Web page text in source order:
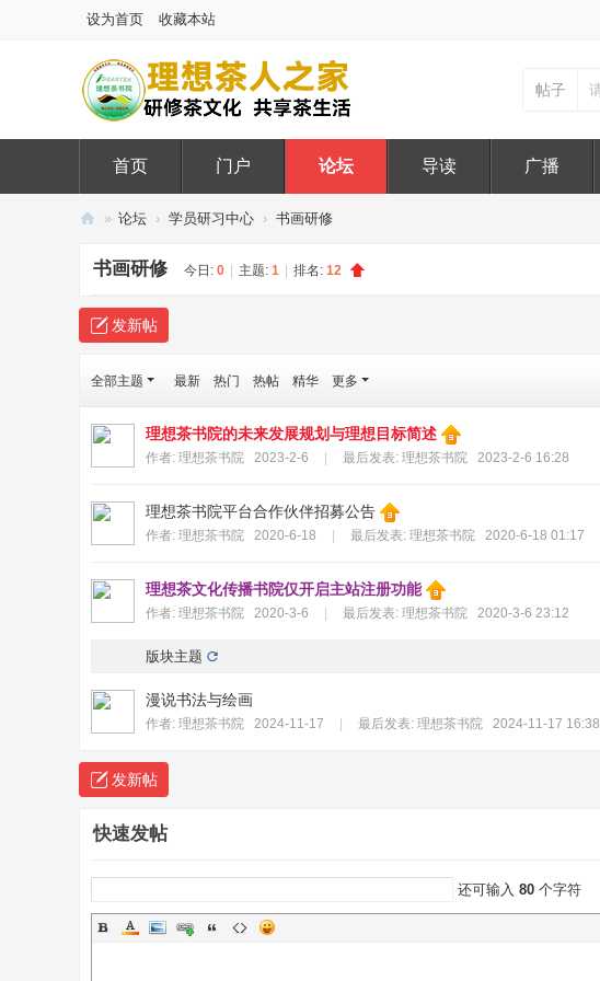
设为首页 收藏本站
帖子
首页 门户 论坛 导读 广播
排行榜
茶
人
之
家
» 论坛 › 学员研习中心 › 书画研修
书画研修 今日: 0 主题: 1 排名: 12
发新帖
全部主题 最新 热门 热帖 精华 更多
理想茶书院的未来发展规划与理想目标简述
作者: 理想茶书院 2023-2-6 最后发表: 理想茶书院 2023-2-6 16:28
理想茶书院平台合作伙伴招募公告
作者: 理想茶书院 2020-6-18 最后发表: 理想茶书院 2020-6-18 01:17
理想茶文化传播书院仅开启主站注册功能
作者: 理想茶书院 2020-3-6 最后发表: 理想茶书院 2020-3-6 23:12
版块主题
漫说书法与绘画
作者: 理想茶书院 2024-11-17 最后发表: 理想茶书院 2024-11-17 16:38
发新帖
快速发帖
还可输入 80 个字符